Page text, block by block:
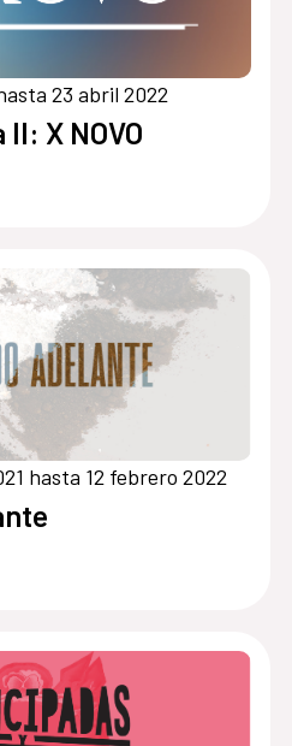
23 abril 2022
X NOVO
hasta 12 febrero 2022